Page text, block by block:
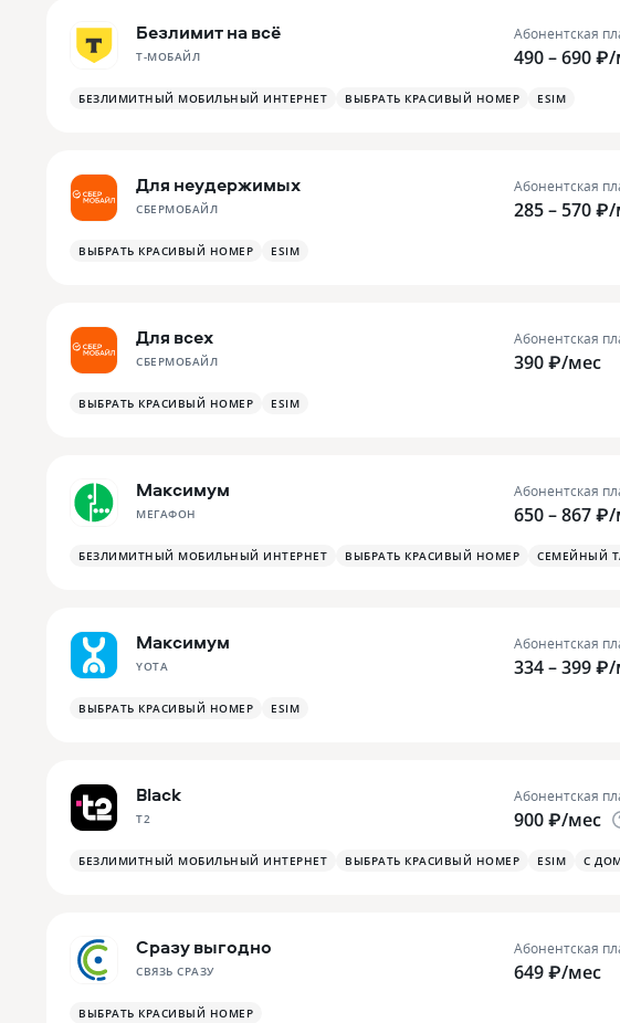
Безлимит на всё
Т-МОБАЙЛ
Абонентская
490 – 690
БЕЗЛИМИТНЫЙ МОБИЛЬНЫЙ ИНТЕРНЕТ ВЫБРАТЬ КРАСИВЫЙ НОМЕР ESIM
Для неудержимых
СБЕРМОБАЙЛ
Абонентская
285 – 570
ВЫБРАТЬ КРАСИВЫЙ НОМЕР ESIM
Для всех
СБЕРМОБАЙЛ
Абонентская
390 ₽/мес
ВЫБРАТЬ КРАСИВЫЙ НОМЕР ESIM
Максимум
МЕГАФОН
Абонентская
650 – 867
БЕЗЛИМИТНЫЙ МОБИЛЬНЫЙ ИНТЕРНЕТ ВЫБРАТЬ КРАСИВЫЙ НОМЕР СЕМЕЙНЫЙ
Максимум
YOTA
Абонентская
334 – 399
ВЫБРАТЬ КРАСИВЫЙ НОМЕР ESIM
Black
T2
Абонентская
900 ₽/мес
БЕЗЛИМИТНЫЙ МОБИЛЬНЫЙ ИНТЕРНЕТ ВЫБРАТЬ КРАСИВЫЙ НОМЕР ESIM С
Сразу выгодно
СВЯЗЬ СРАЗУ
Абонентская
649 ₽/мес
ВЫБРАТЬ КРАСИВЫЙ НОМЕР